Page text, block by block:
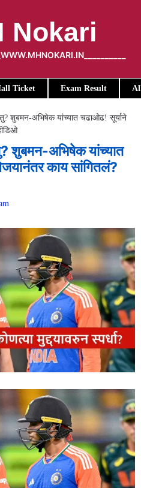
Nokari
Ticket Exam Result
शुबमन-अभिषेक यांच्यात चढाओढ! सूर्याने
शुबमन-अभिषेक यांच्यात
काय सांगितलं?